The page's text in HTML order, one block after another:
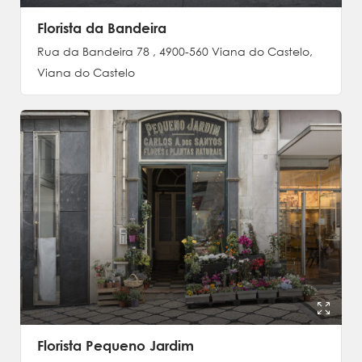
Florista da Bandeira
Rua da Bandeira 78 , 4900-560 Viana do Castelo,
Viana do Castelo
Florista Pequeno Jardim